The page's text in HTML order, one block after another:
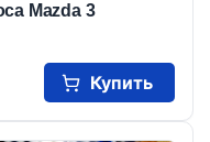
Mazda 3
Купить